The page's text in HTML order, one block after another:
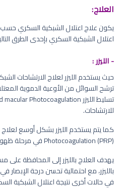
العلاج:
يكون علاج اعتلال الشبكية السكري حسب
اعتلال الشبكية السكري بإحدى الطرق
- الليزر :
حيث يستخدم الليزر لعلاج الارتشاحات
ترشح السوائل من الأوعية الدموية
للارتشاحات.
Photocoagulation (PRP) في مرحلة ظهور الأوعية الدموية.
يهدف العلاج بالليزر إلى المحافظة على
بالليزر، مع احتمالية تحسن درجة
في حالات أخرى نتيجة اعتلال الشبكية